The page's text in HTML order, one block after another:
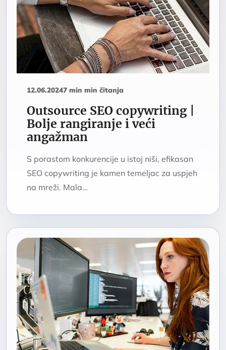
12.06.20247 min min čitanja
Outsource SEO copywriting |
Bolje rangiranje i veći
angažman
S porastom konkurencije u istoj niši, efikasan
SEO copywriting je kamen temeljac za uspjeh
na mreži. Mala…